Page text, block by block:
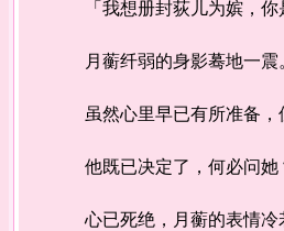
「我想册封荻儿为嫔，你
月蘅纤弱的身影蓦地一震
虽然心里早已有所准备，
他既已决定了，何必问她
心已死绝，月蘅的表情冷